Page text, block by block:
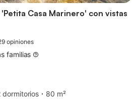
Casa Marinero' con vistas
opiniones
familias
dormitorios
80 m²